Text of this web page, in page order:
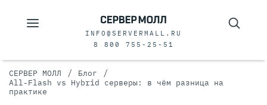
INFO@SERVERMALL.RU
8 800 755-25-51
СЕРВЕР МОЛЛ / Блог /
All-Flash vs Hybrid серверы: в чём разница на
практике